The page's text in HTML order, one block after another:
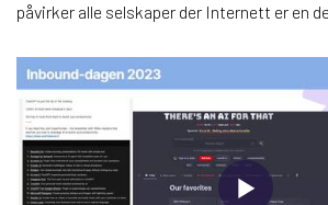
påvirker alle selskaper der Internett er en